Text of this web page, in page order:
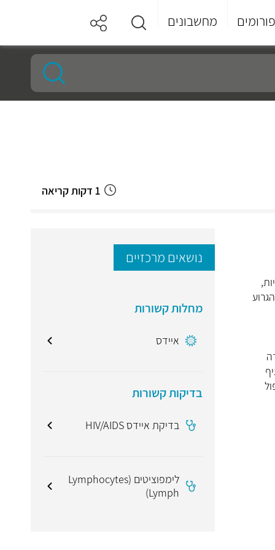
פורומים מחשבונים
1 דקות קריאה
הגרוע
נושאים מרכזיים
מחלות קשורות
איידס
בדיקות קשורות
בדיקת איידס HIV/AIDS
לימפוציטים (Lymphocytes
(Lymph